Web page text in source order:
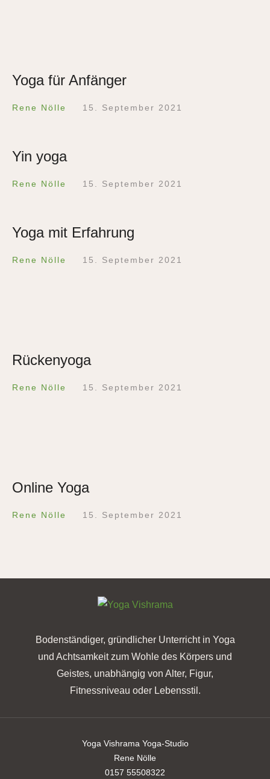
Yoga für Anfänger
Rene Nölle 15. September 2021
Yin yoga
Rene Nölle 15. September 2021
Yoga mit Erfahrung
Rene Nölle 15. September 2021
Rückenyoga
Rene Nölle 15. September 2021
Online Yoga
Rene Nölle 15. September 2021
Bodenständiger, gründlicher Unterricht in Yoga
und Achtsamkeit zum Wohle des Körpers und
Geistes, unabhängig von Alter, Figur,
Fitnessniveau oder Lebensstil.
Yoga Vishrama Yoga-Studio
Rene Nölle
0157 55508322